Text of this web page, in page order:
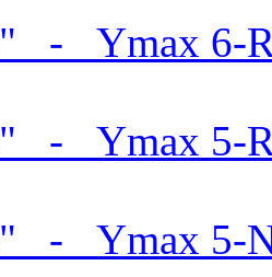
- Ymax 6-
- Ymax 5-
- Ymax 5-